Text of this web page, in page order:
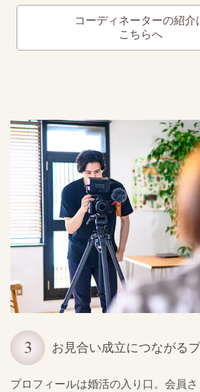
コーディネーターの紹介
こちらへ
お見合い成立につながる
プロフィールは婚活の入り口。会員